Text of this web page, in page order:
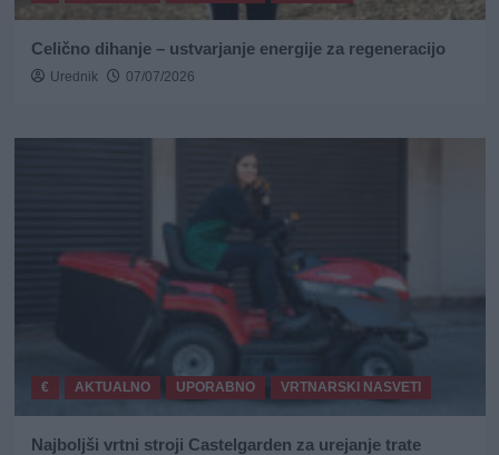
Celično dihanje – ustvarjanje energije za regeneracijo
Urednik 07/07/2026
€ AKTUALNO UPORABNO VRTNARSKI NASVETI
Najboljši vrtni stroji Castelgarden za urejanje trate